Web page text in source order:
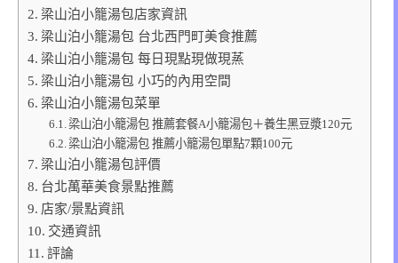
梁山泊小籠湯包店家資訊
梁山泊小籠湯包 台北西門町美食推薦
梁山泊小籠湯包 每日現點現做現蒸
梁山泊小籠湯包 小巧的內用空間
梁山泊小籠湯包菜單
梁山泊小籠湯包 推薦套餐A小籠湯包＋養生黑豆漿120元
梁山泊小籠湯包 推薦小籠湯包單點7顆100元
梁山泊小籠湯包評價
台北萬華美食景點推薦
店家/景點資訊
交通資訊
評論